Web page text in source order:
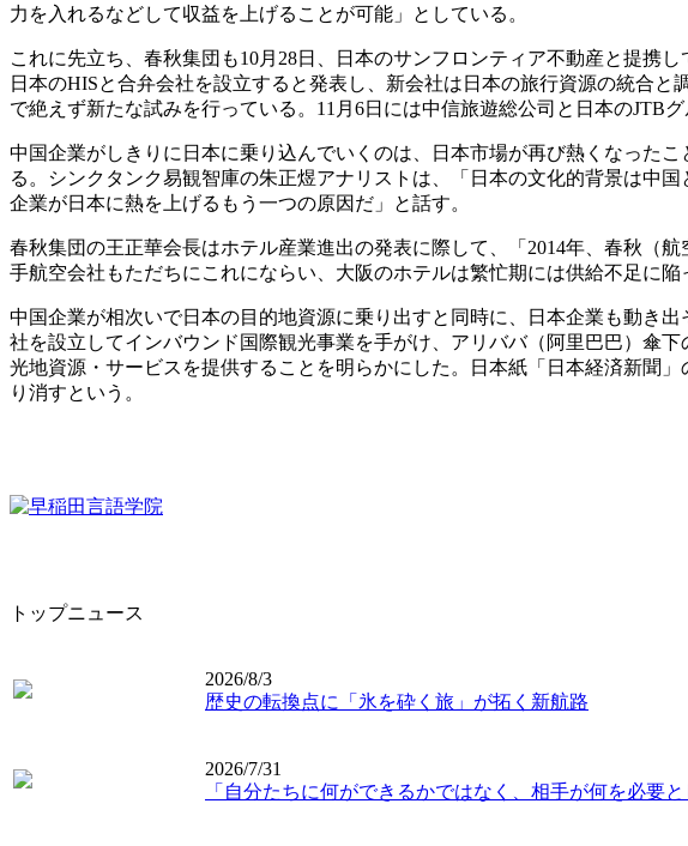
力を入れるなどして収益を上げることが可能」としている。
これに先立ち、春秋集団も10月28日、日本のサンフロンティア不動産と提携
日本のHISと合弁会社を設立すると発表し、新会社は日本の旅行資源の統合
で絶えず新たな試みを行っている。11月6日には中信旅遊総公司と日本のJTB
中国企業がしきりに日本に乗り込んでいくのは、日本市場が再び熱くなった
る。シンクタンク易観智庫の朱正煜アナリストは、「日本の文化的背景は中
企業が日本に熱を上げるもう一つの原因だ」と話す。
春秋集団の王正華会長はホテル産業進出の発表に際して、「2014年、春秋（
手航空会社もただちにこれにならい、大阪のホテルは繁忙期には供給不足に陥
中国企業が相次いで日本の目的地資源に乗り出すと同時に、日本企業も動き
社を設立してインバウンド国際観光事業を手がけ、アリババ（阿里巴巴）傘
光地資源・サービスを提供することを明らかにした。日本紙「日本経済新聞
り消すという。
トップニュース
2026/8/3
歴史の転換点に「氷を砕く旅」が拓く新航路
2026/7/31
「自分たちに何ができるかではなく、相手が何を必要と